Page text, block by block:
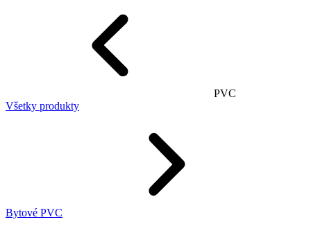
PVC
Všetky produkty
Bytové PVC